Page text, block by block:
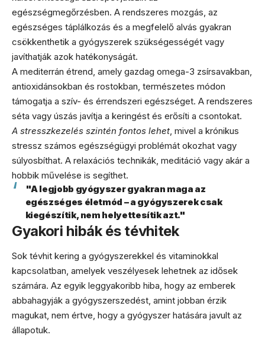
egészségmegőrzésben. A rendszeres mozgás, az
egészséges táplálkozás és a megfelelő alvás gyakran
csökkenthetik a gyógyszerek szükségességét vagy
javíthatják azok hatékonyságát.
A mediterrán étrend, amely gazdag omega-3 zsírsavakban,
antioxidánsokban és rostokban, természetes módon
támogatja a szív- és érrendszeri egészséget. A rendszeres
séta vagy úszás javítja a keringést és erősíti a csontokat.
A stresszkezelés szintén fontos lehet, mivel a krónikus
stressz számos egészségügyi problémát okozhat vagy
súlyosbíthat. A relaxációs technikák, meditáció vagy akár a
hobbik művelése is segíthet.
"A legjobb gyógyszer gyakran maga az
egészséges életmód – a gyógyszerek csak
kiegészítik, nem helyettesítik azt."
Gyakori hibák és tévhitek
Sok tévhit kering a gyógyszerekkel és vitaminokkal
kapcsolatban, amelyek veszélyesek lehetnek az idősek
számára. Az egyik leggyakoribb hiba, hogy az emberek
abbahagyják a gyógyszerszedést, amint jobban érzik
magukat, nem értve, hogy a gyógyszer hatására javult az
állapotuk.